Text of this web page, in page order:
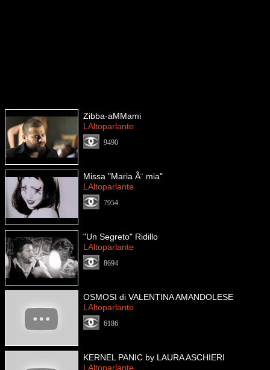
Zibba-aMMami
LAltoparlante
9490
Missa "Maria Ã¨ mia"
LAltoparlante
7954
"Un Segreto" Ridillo
LAltoparlante
8694
OSMOSI di VALENTINA AMANDOLESE
LAltoparlante
6186
KERNEL PANIC by LAURA ASCHIERI
LAltoparlante